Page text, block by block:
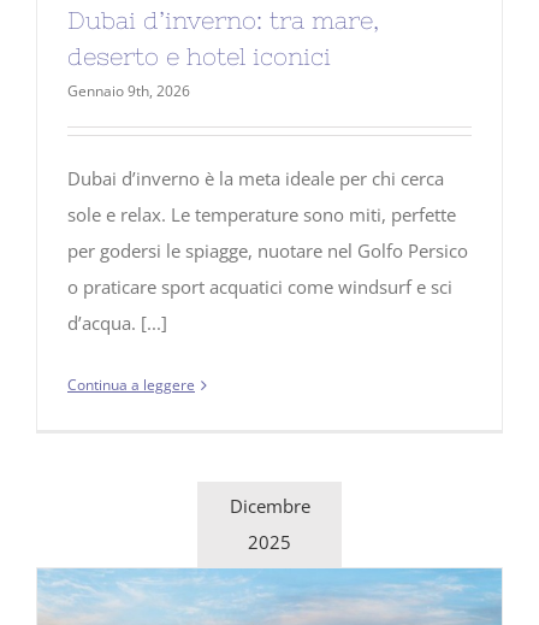
Dubai d’inverno: tra mare,
deserto e hotel iconici
Gennaio 9th, 2026
Dubai d’inverno è la meta ideale per chi cerca
sole e relax. Le temperature sono miti, perfette
per godersi le spiagge, nuotare nel Golfo Persico
o praticare sport acquatici come windsurf e sci
d’acqua. [...]
Continua a leggere
Dicembre
2025